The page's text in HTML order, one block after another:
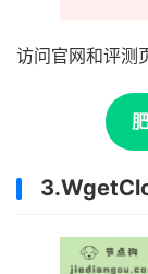
访问官网和评测